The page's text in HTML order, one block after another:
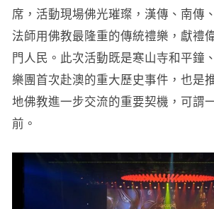
席，活動現場佛光璀璨，漢傳、南傳
法師用佛教最隆重的傳統禮樂，獻禮
門人民。此次活動既是寒山寺和平鐘
樂團首次赴澳的重大歷史事件，也是
地佛教進一步交流的重要契機，可謂
前。